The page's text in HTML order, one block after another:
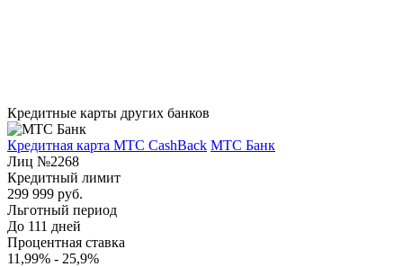
Кредитные карты других банков
Кредитная карта МТС CashBack МТС Банк
Лиц №2268
Кредитный лимит
299 999 руб.
Льготный период
До 111 дней
Процентная ставка
11,99% - 25,9%